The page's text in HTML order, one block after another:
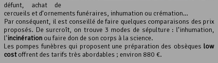
défunt, achat de
cercueils et d’ornements funéraires, inhumation ou crémation…
Par conséquent, il est conseillé de faire quelques comparaisons des prix
proposés. De surcroît, on trouve 3 modes de sépulture : l’inhumation,
l’incinération ou faire don de son corps à la science.
Les pompes funèbres qui proposent une préparation des obsèques low
costoffrent des tarifs très abordables ; environ 880 €.